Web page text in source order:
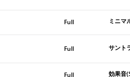
Full ミニマ
Full サント
Full 効果音